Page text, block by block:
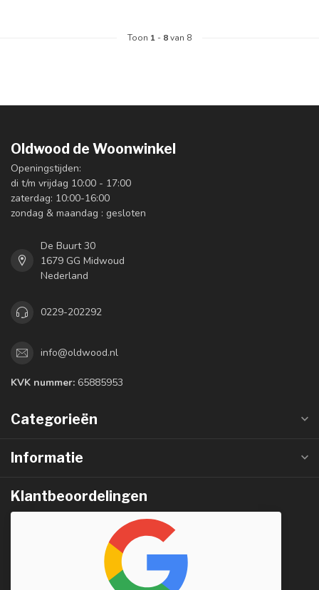
Toon 1 - 8van 8
Oldwood de Woonwinkel
Openingstijden:
di t/m vrijdag 10:00 - 17:00
zaterdag: 10:00-16:00
zondag & maandag : gesloten
De Buurt 30
1679 GG Midwoud
Nederland
0229-202292
info@oldwood.nl
KVK nummer: 65885953
Categorieën
Informatie
Klantbeoordelingen